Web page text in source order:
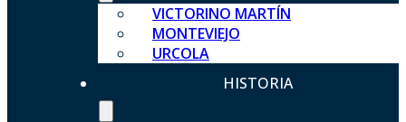
VICTORINO MARTÍN
MONTEVIEJO
URCOLA
HISTORIA